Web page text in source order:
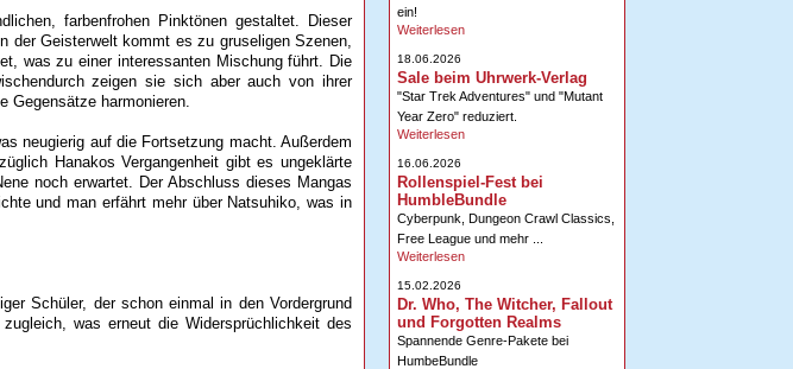
farbenfrohen Pinktönen gestaltet. Dieser
der Geisterwelt kommt es zu gruseligen Szenen,
was zu einer interessanten Mischung führt. Die
zeigen sie sich aber auch von ihrer
Gegensätze harmonieren.
neugierig auf die Fortsetzung macht. Außerdem
Hanakos Vergangenheit gibt es ungeklärte
noch erwartet. Der Abschluss dieses Mangas
und man erfährt mehr über Natsuhiko, was in
Schüler, der schon einmal in den Vordergrund
was erneut die Widersprüchlichkeit des
ein!
Weiterlesen
18.06.2026
Sale beim Uhrwerk-Verlag
"Star Trek Adventures" und "Mutant
Year Zero" reduziert.
Weiterlesen
16.06.2026
Rollenspiel-Fest bei
HumbleBundle
Cyberpunk, Dungeon Crawl Classics,
Free League und mehr ...
Weiterlesen
15.02.2026
Dr. Who, The Witcher, Fallout
und Forgotten Realms
Spannende Genre-Pakete bei
HumbeBundle